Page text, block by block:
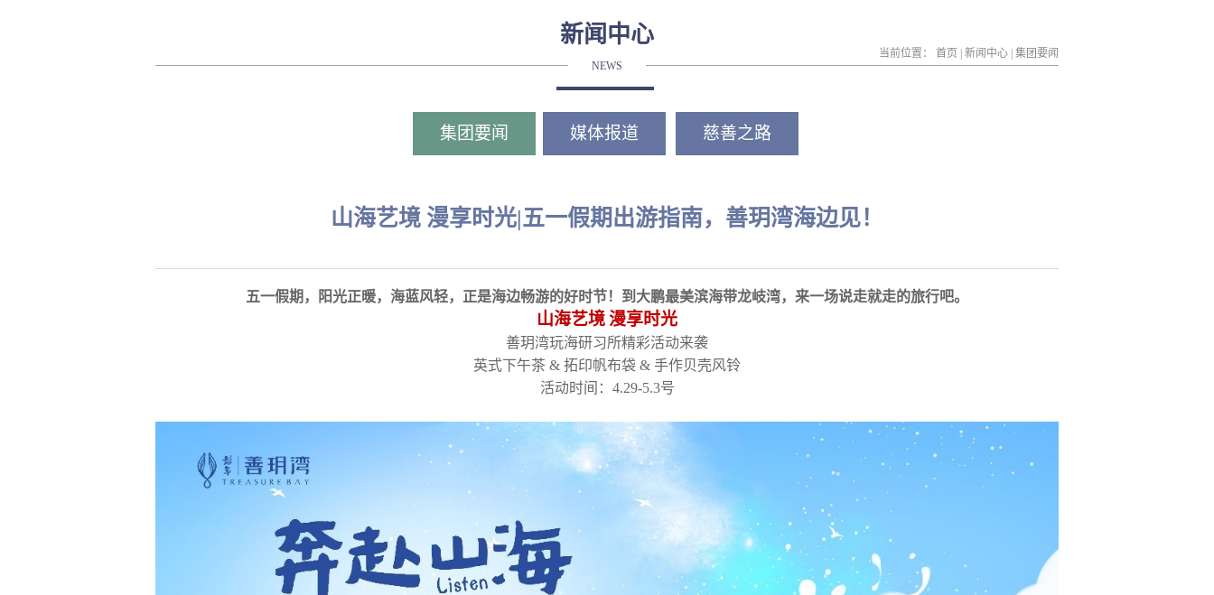
新闻中心
NEWS
当前位置： 首页 新闻中心 集团要闻
集团要闻 媒体报道 慈善之路
山海艺境 漫享时光|五一假期出游指南，善玥湾海边见！
五一假期，阳光正暖，海蓝风轻，正是海边畅游的好时节！到大鹏最美滨海带龙岐湾，来一场说走就走的旅行吧。
山海艺境漫享时光
善玥湾玩海研习所精彩活动来袭
英式下午茶 & 拓印帆布袋 & 手作贝壳风铃
活动时间：4.29-5.3号